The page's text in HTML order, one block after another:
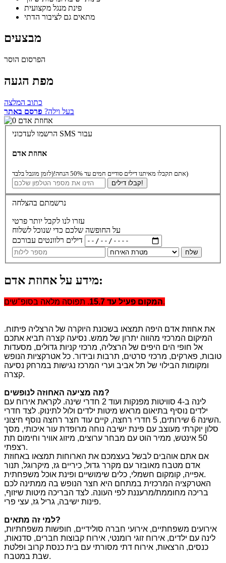
פינת מנגל מקצועית
מתאים גם לציבור הדתי
מבצעים
הפרסום הוסר
מפת הגעה
כתוב המלצה
בעל וילה? פרסם באתר
הרשמו לעדכוני SMS עבור
אחוזת אדם
אתם תקבלו מאיתנו דילים סודיים חמים עד 50% הנחה!(לזמן מוגבל בלבד)
קבלו דילים!
נרשמתם בהצלחה
עזרו לנו לקבל יותר פרטי
על החופשה שלכם כדי שנוכל לשלוח
שלח
מידע על אחוזת אדם:
המקום פעיל עד 15.7. תפוסה מלאה בסופ"שים.
את אחוזת אדם היפה תמצאו בשכונת היוקרה של הרצליה פיתוח.
המיקום המרכזי מהווה יתרון של ממש. נסיעה קצרה תביא אתכם
אל חופי הים היפים של הרצליה, מרכזי קניות גדולים, מסעדות
טובות, פארקים, מרכזי סרטים, תרבות ובידור. כל אטרקציות הנופש
ומקומות הבילוי של תל אביב וערי המרכז נגישות במרחק נסיעה
קצרה.
מה מציעה האחוזה לנופשים?
לינה ב-4 סוויטות מפנקות ועוד 2 חדרי שינה. לקראת אירוח עם
ילדים נוסיף בתיאום מראש מיטות ילדים ולול לתינוק. לצד חדרי
השינה 6 שירותים, 5 חדרי רחצה, קיים עוד חצר רחצה נוסף חיצוני.
סלון יוקרתי מעוצב עם פינת ישיבה נוחה מרופדת עור איכותי, מסך
50 אינטש, ממיר הוט עם מבחר ערוצים, מיזוג אוויר וחימום תת
רצפתי.
אם אתם אוהבים לבשל בעצמכם את הארוחות תמצאו באחוזת
אדם מטבח מאובזר עם מקרר גדול, כיריים גז, מיקרוגל, תנור
אפייה, קומקום חשמלי, כלים שימושיים ופינת אוכל משפחתית.
האטרקציה המרכזית במתחם היא חצר הנופש בה ממתינה לכם
בריכה מחוממת/מרעננת לפי העונה. לצד הבריכה מיטות שיזוף,
פינות ישיבה, גריל גז, עצי פרי.
למי זה מתאים?
אירועים משפחתיים, אירועי חברה סולידיים, חופשות משפחתיות,
לינה עם ילדים, אירוח זוגי רומנטי, אירוח קבוצות חברים, סדנאות,
כנסים, הרצאות, אירוח דתי מסורתי עם בית כנסת קרוב ופלטת
שבת במטבח.